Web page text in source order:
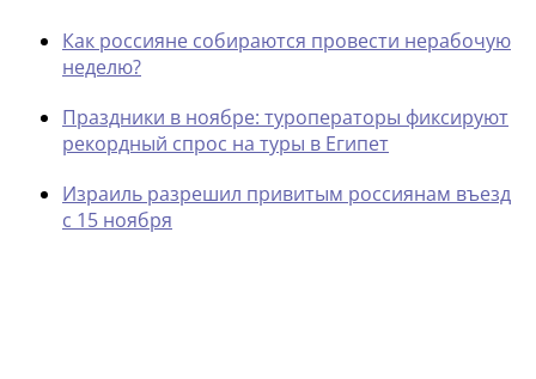
Как россияне собираются провести нерабочую
неделю?
Праздники в ноябре: туроператоры фиксируют
рекордный спрос на туры в Египет
Израиль разрешил привитым россиянам въезд
с 15 ноября